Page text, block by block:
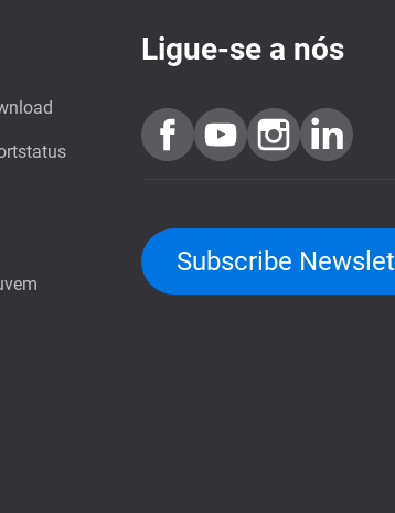
Ligue-se a nós
Subscribe